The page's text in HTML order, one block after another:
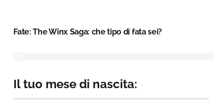
Fate: The Winx Saga: che tipo di fata sei?
Il tuo mese di nascita: